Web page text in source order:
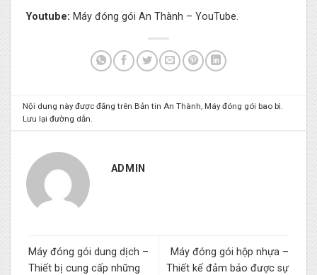
Youtube: Máy đóng gói An Thành – YouTube.
Nội dung này được đăng trên Bản tin An Thành, Máy đóng gói bao bì.
Lưu lạiđường dẫn.
ADMIN
Máy đóng gói dung dịch –
Thiết bị cung cấp những
Máy đóng gói hộp nhựa –
Thiết kế đảm bảo được sự